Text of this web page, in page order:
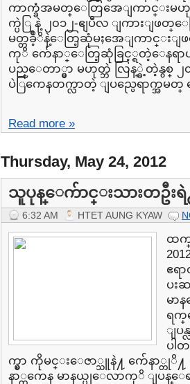
ကာက္ခံအမတ္ေတြအေျကာင္းမဟုတ္
က္ပဲြ နဲ့ ၂၀၁၂-ဧျပီလ ျကားျဖ
မတ္တခ်ဳ့ိနဲ့ေတြ့ဆုံမႈအေျကာင္းျ
ကုိ က်ေနာ္ေတြ့ဆုံခြင့္ရတဲ့ေနရ
ပည္ေတာ္မွာ မဟုတ္ဘဲ လြန္္ခဲ့တဲ့နွစ္ ၂
ပဲြကေနတက္လာတဲ့ ျပည္ပေရာက္အမတ္
Read more »
Thursday, May 24, 2012
သူပုန္ေက်ာင္းသားတဦးရဲ႕
6:32 AM HTET AUNG KYAW
ထက္
ဧရ
ပး
မာ
ရက္
ျပ
ပါ
က္မွာ ကိုမင္းေဇာ္သူနဲ႔ က်ေနာ္တုိ႔
နာ္တကေန မာနယ္ပုေလာကုိ ျပန္ေ